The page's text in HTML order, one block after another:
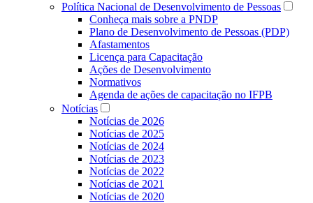
Política Nacional de Desenvolvimento de Pessoas
Conheça mais sobre a PNDP
Plano de Desenvolvimento de Pessoas (PDP)
Afastamentos
Licença para Capacitação
Ações de Desenvolvimento
Normativos
Agenda de ações de capacitação no IFPB
Notícias
Notícias de 2026
Notícias de 2025
Notícias de 2024
Notícias de 2023
Notícias de 2022
Notícias de 2021
Notícias de 2020